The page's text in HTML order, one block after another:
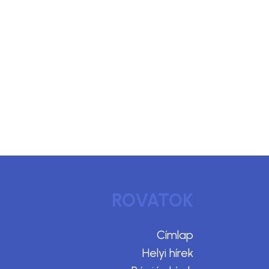
ROVATOK
Címlap
Helyi hírek